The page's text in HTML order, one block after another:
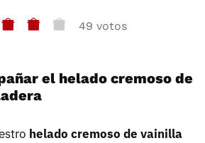
49 votos
el helado cremoso de
helado cremoso de vainilla